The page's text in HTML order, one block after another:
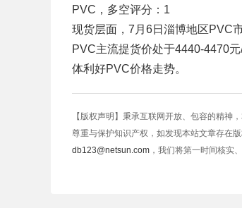
PVC，多空评分：1
现货层面，7月6日淄博地区PVC
PVC主流提货价处于4440-4470
体利好PVC价格走势。
【版权声明】秉承互联网开放、包容的精神
尊重与保护知识产权，如发现本站文章存在
db123@netsun.com ，我们将第一时间核实、